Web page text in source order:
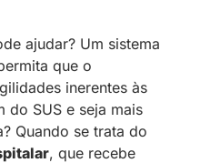
ajudar? Um sistema
que o
inerentes às
do SUS e seja mais
Quando se trata do
, que recebe